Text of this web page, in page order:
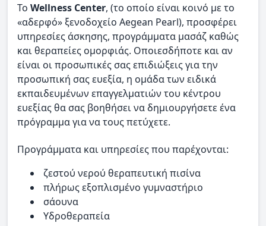
Το Wellness Center, (το οποίο είναι κοινό με το
«αδερφό» ξενοδοχείο Aegean Pearl), προσφέρει
υπηρεσίες άσκησης, προγράμματα μασάζ καθώς
και θεραπείες ομορφιάς. Οποιεσδήποτε και αν
είναι οι προσωπικές σας επιδιώξεις για την
προσωπική σας ευεξία, η ομάδα των ειδικά
εκπαιδευμένων επαγγελματιών του κέντρου
ευεξίας θα σας βοηθήσει να δημιουργήσετε ένα
πρόγραμμα για να τους πετύχετε.
Προγράμματα και υπηρεσίες που παρέχονται:
ζεστού νερού θεραπευτική πισίνα
πλήρως εξοπλισμένο γυμναστήριο
σάουνα
Υδροθεραπεία